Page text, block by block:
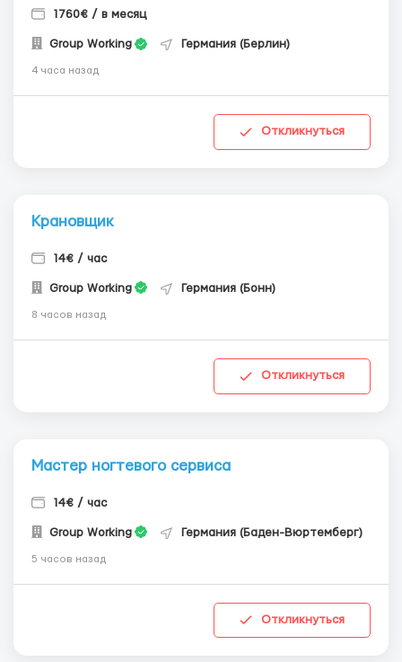
1760€ / в месяц
Group Working Германия (Берлин)
4 часа назад
Откликнуться
Крановщик
14€ / час
Group Working Германия (Бонн)
8 часов назад
Откликнуться
Мастер ногтевого сервиса
14€ / час
Group Working Германия (Баден-Вюртемберг)
5 часов назад
Откликнуться